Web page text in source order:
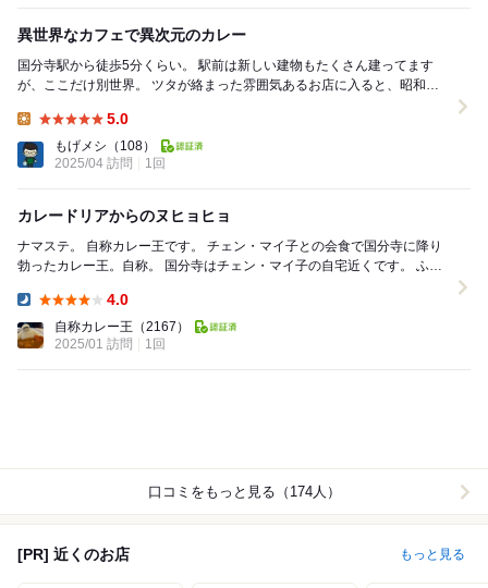
異世界なカフェで異次元のカレー
国分寺駅から徒歩5分くらい。 駅前は新しい建物もたくさん建ってます
が、ここだけ別世界。 ツタが絡まった雰囲気あるお店に入ると、昭和を
5.0
もげメシ （108）
2025/04 訪問
1回
カレードリアからのヌヒョヒョ
ナマステ。 自称カレー王です。 チェン・マイ子との会食で国分寺に降り
勃ったカレー王。自称。 国分寺はチェン・マイ子の自宅近くです。 ふっ
4.0
自称カレー王 （2167）
2025/01 訪問
1回
口コミをもっと見る（174人）
[PR] 近くのお店 もっと見る